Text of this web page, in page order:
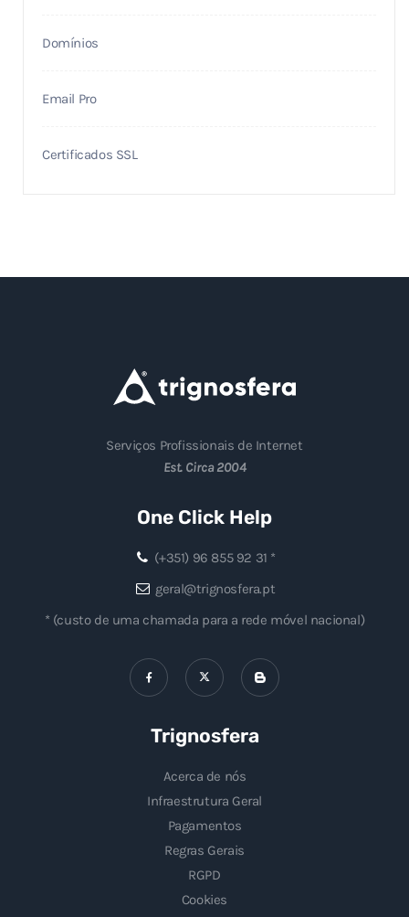
Domínios
Email Pro
Certificados SSL
Serviços Profissionais de Internet
Est. Circa 2004
One Click Help
(+351) 96 855 92 31 *
geral@trignosfera.pt
* (custo de uma chamada para a rede móvel nacional)
Trignosfera
Acerca de nós
Infraestrutura Geral
Pagamentos
Regras Gerais
RGPD
Cookies